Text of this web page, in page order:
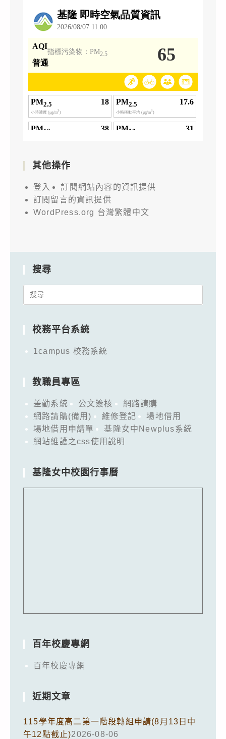
其他操作
登入
訂閱網站內容的資訊提供
訂閱留言的資訊提供
WordPress.org 台灣繁體中文
搜尋
Search
校務平台系統
1campus 校務系統
教職員專區
差勤系統 公文簽核
網路請購
網路請購(備用)
維修登記
場地借用
場地借用申請單
基隆女中Newplus系統
網站維護之css使用說明
基隆女中校園行事曆
百年校慶專網
百年校慶專網
近期文章
115學年度高二第一階段轉組申請(8月13日中
午12點截止)2026-08-06